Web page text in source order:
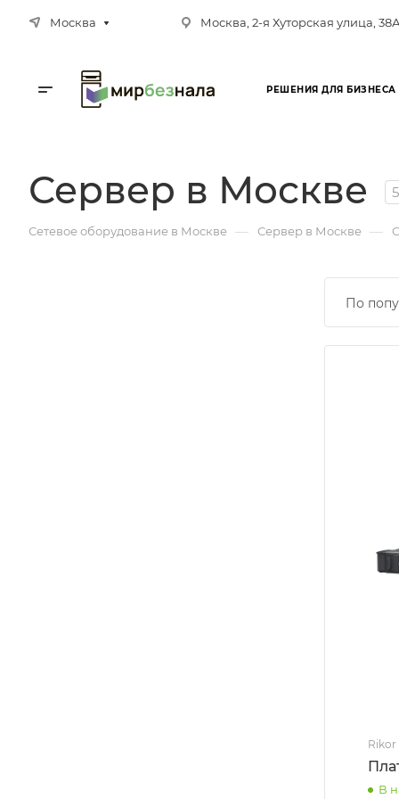
Москва Москва, 2-я Хуторская улица,
РЕШЕНИЯ ДЛЯ БИЗНЕСА
Сервер в Москве 5
Сетевое оборудование в Москве — Сервер в Москве —
По
Rikor
В